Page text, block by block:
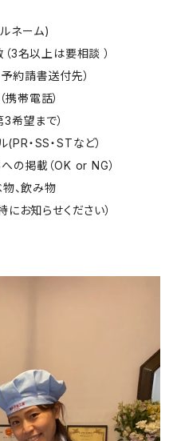
ネーム)
3名以上は要相談 ）
約請書送付先）
帯電話）
希望まで）
・SS・STなど）
の掲載（OK or NG）
、飲み物
お知らせください）